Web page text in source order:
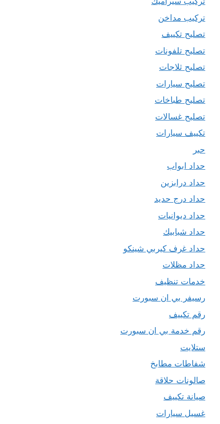
تركيب مداخن
تصليح تكييف
تصليح تلفونات
تصليح ثلاجات
تصليح سيارات
تصليح طباخات
تصليح غسالات
تكييف سيارات
حبر
حداد ابواب
حداد درابزين
حداد درج حديد
حداد ديوانيات
حداد شبابيك
حداد غرف كيربي شينكو
حداد مظلات
خدمات تنظيف
رسيفر بي ان سبورت
رقم تكييف
رقم خدمة بي ان سبورت
ستلايت
شفاطات مطابخ
صالونات حلاقة
صيانة تكييف
غسيل سيارات